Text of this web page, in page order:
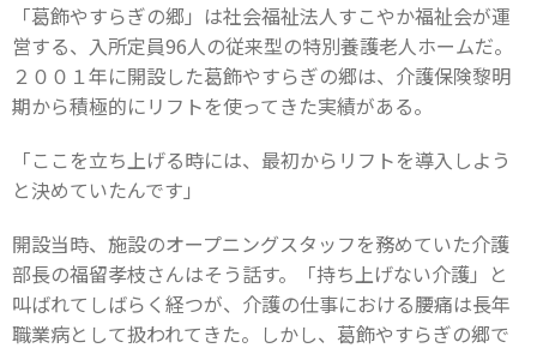
「葛飾やすらぎの郷」は社会福祉法人すこやか福祉会が運
営する、入所定員96人の従来型の特別養護老人ホームだ。
２００１年に開設した葛飾やすらぎの郷は、介護保険黎明
期から積極的にリフトを使ってきた実績がある。
「ここを立ち上げる時には、最初からリフトを導入しよう
と決めていたんです」
開設当時、施設のオープニングスタッフを務めていた介護
部長の福留孝枝さんはそう話す。「持ち上げない介護」と
叫ばれてしばらく経つが、介護の仕事における腰痛は長年
職業病として扱われてきた。しかし、葛飾やすらぎの郷で